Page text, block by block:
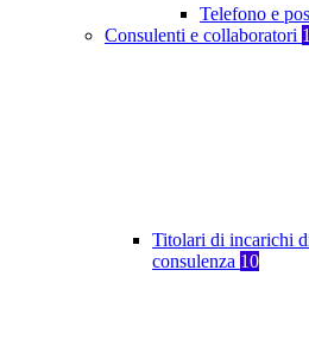
Telefono e
Consulenti e collaboratori
Titolari di incarichi
consulenza 10